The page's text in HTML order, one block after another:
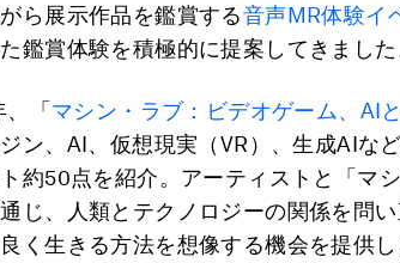
ら展示作品を鑑賞する音声MR体験イ
鑑賞体験を積極的に提案してきました
「 マシン・ラブ：ビデオゲーム、AI
ン、AI、仮想現実（VR）、生成AIな
約50点を紹介。アーティストと「マ
じ、人類とテクノロジーの関係を問い
く生きる方法を想像する機会を提供